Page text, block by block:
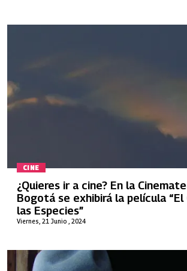
CINE
Viernes, 21 Junio , 2024
¿Quieres ir a cine? En la
Bogotá se exhibirá la película “El
las Especies”